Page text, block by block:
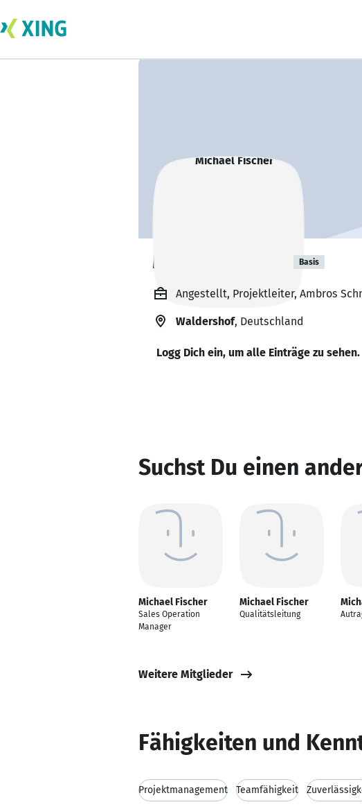
Michael Fischer Basis
Angestellt, Projektleiter, Ambros
Waldershof, Deutschland
Logg Dich ein, um alle Einträge zu sehen.
Suchst Du einen
Michael Fischer
Sales Operation
Manager
Michael Fischer
Qualitätsleitung
Weitere Mitglieder
Fähigkeiten und
Projektmanagement Teamfähigkeit